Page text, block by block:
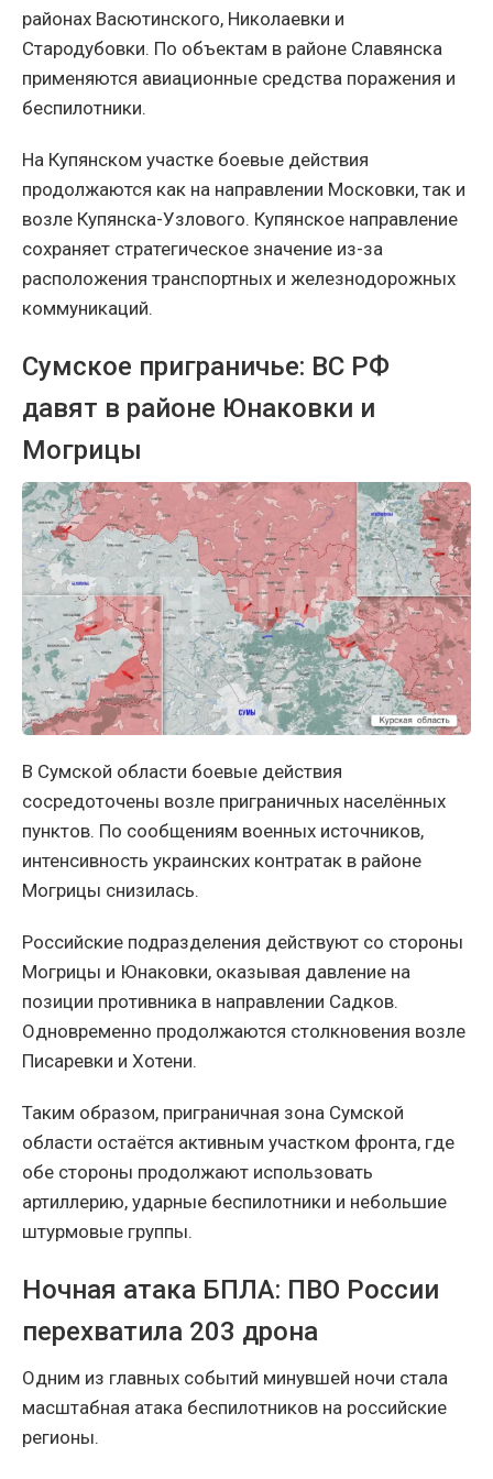
районах Васютинского, Николаевки и
Стародубовки. По объектам в районе Славянска
применяются авиационные средства поражения и
беспилотники.
На Купянском участке боевые действия
продолжаются как на направлении Московки, так и
возле Купянска-Узлового. Купянское направление
сохраняет стратегическое значение из-за
расположения транспортных и железнодорожных
коммуникаций.
Сумское приграничье: ВС РФ
давят в районе Юнаковки и
Могрицы
В Сумской области боевые действия
сосредоточены возле приграничных населённых
пунктов. По сообщениям военных источников,
интенсивность украинских контратак в районе
Могрицы снизилась.
Российские подразделения действуют со стороны
Могрицы и Юнаковки, оказывая давление на
позиции противника в направлении Садков.
Одновременно продолжаются столкновения возле
Писаревки и Хотени.
Таким образом, приграничная зона Сумской
области остаётся активным участком фронта, где
обе стороны продолжают использовать
артиллерию, ударные беспилотники и небольшие
штурмовые группы.
Ночная атака БПЛА: ПВО России
перехватила 203 дрона
Одним из главных событий минувшей ночи стала
масштабная атака беспилотников на российские
регионы.